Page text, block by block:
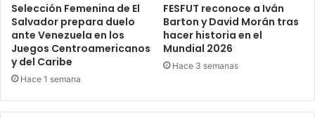
Selección Femenina de El
Salvador prepara duelo
ante Venezuela en los
Juegos Centroamericanos
y del Caribe
Hace 1 semana
FESFUT reconoce a Iván
Barton y David Morán tras
hacer historia en el
Mundial 2026
Hace 3 semanas